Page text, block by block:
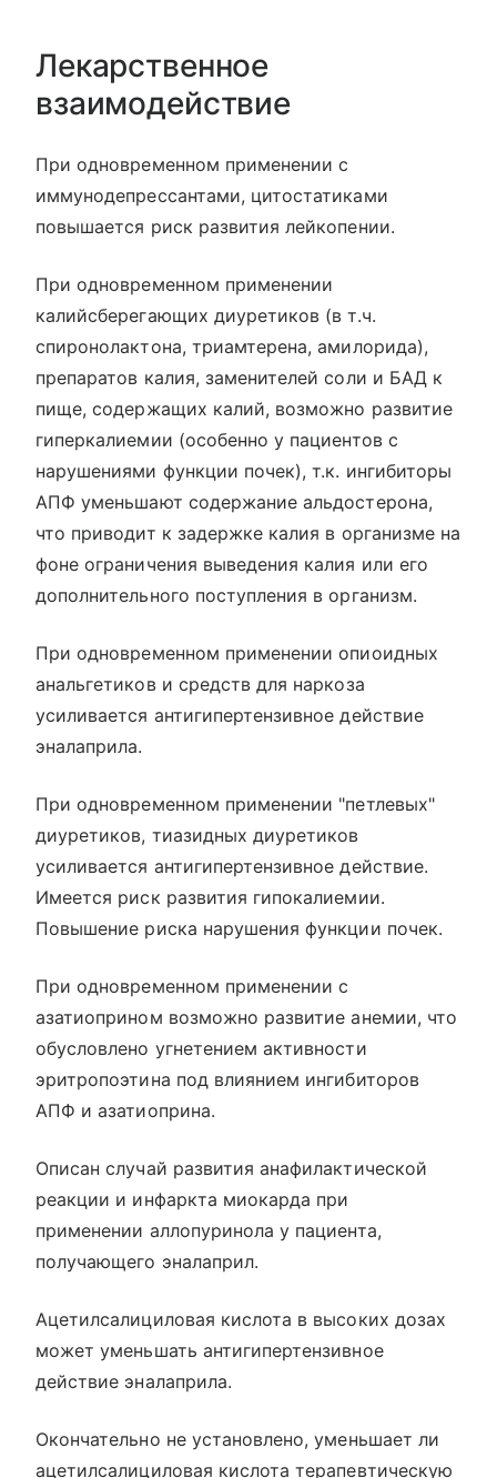
Лекарственное
взаимодействие
При одновременном применении с
иммунодепрессантами, цитостатиками
повышается риск развития лейкопении.
При одновременном применении
калийсберегающих диуретиков (в т.ч.
спиронолактона, триамтерена, амилорида),
препаратов калия, заменителей соли и БАД к
пище, содержащих калий, возможно развитие
гиперкалиемии (особенно у пациентов с
нарушениями функции почек), т.к. ингибиторы
АПФ уменьшают содержание альдостерона,
что приводит к задержке калия в организме на
фоне ограничения выведения калия или его
дополнительного поступления в организм.
При одновременном применении опиоидных
анальгетиков и средств для наркоза
усиливается антигипертензивное действие
эналаприла.
При одновременном применении "петлевых"
диуретиков, тиазидных диуретиков
усиливается антигипертензивное действие.
Имеется риск развития гипокалиемии.
Повышение риска нарушения функции почек.
При одновременном применении с
азатиоприном возможно развитие анемии, что
обусловлено угнетением активности
эритропоэтина под влиянием ингибиторов
АПФ и азатиоприна.
Описан случай развития анафилактической
реакции и инфаркта миокарда при
применении аллопуринола у пациента,
получающего эналаприл.
Ацетилсалициловая кислота в высоких дозах
может уменьшать антигипертензивное
действие эналаприла.
Окончательно не установлено, уменьшает ли
ацетилсалициловая кислота терапевтическую